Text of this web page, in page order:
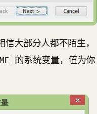
大部分人都不陌生，
的系统变量，值为你